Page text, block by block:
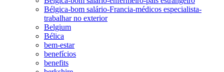
Bélgica-bom salário-Francia-médicos especialista-
trabalhar no exterior
Belgium
Bélica
bem-estar
benefícios
benefits